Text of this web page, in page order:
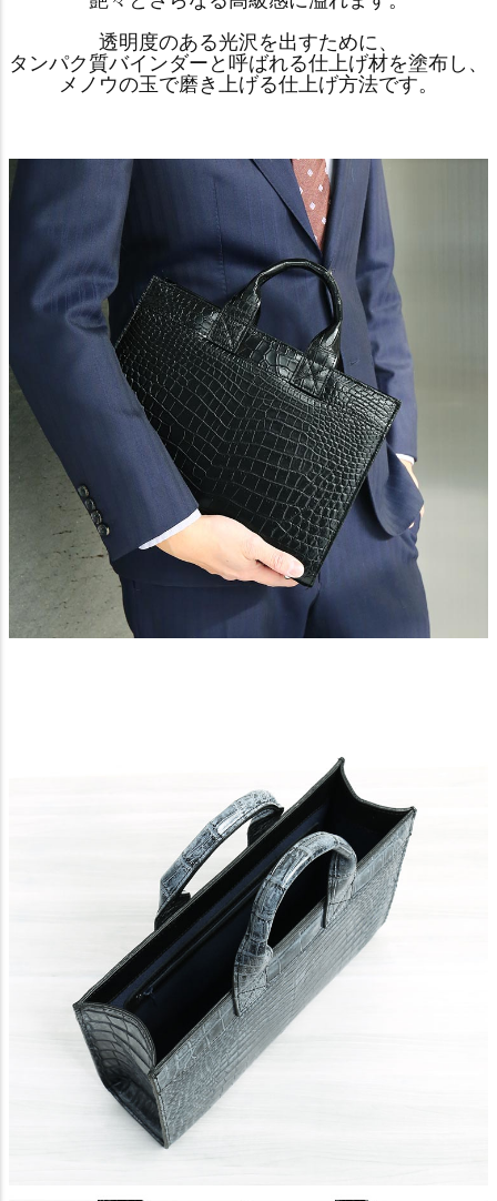
透明度のある光沢を出すために、
タンパク質バインダーと呼ばれる仕上げ材を塗布し、
メノウの玉で磨き上げる仕上げ方法です。